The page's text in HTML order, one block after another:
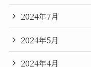
2024年7月
2024年5月
2024年4月